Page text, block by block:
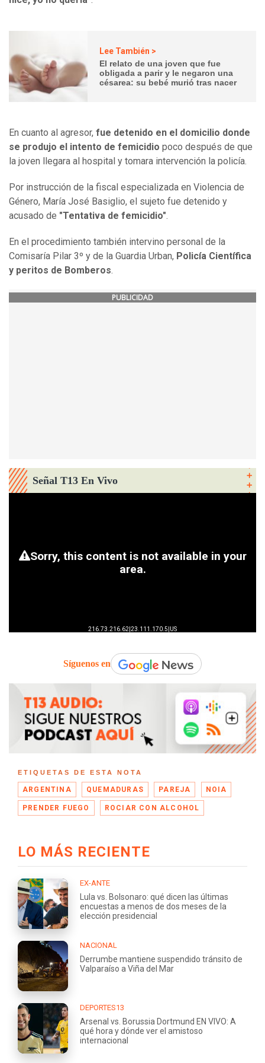
Lee También >
El relato de una joven que fue
obligada a parir y le negaron una
césarea: su bebé murió tras nacer
En cuanto al agresor, fue detenido en el domicilio donde
se produjo el intento de femicidio poco después de que
la joven llegara al hospital y tomara intervención la policía.
Por instrucción de la fiscal especializada en Violencia de
Género, María José Basiglio, el sujeto fue detenido y
acusado de "Tentativa de femicidio".
En el procedimiento también intervino personal de la
Comisaría Pilar 3º y de la Guardia Urban, Policía Científica
y peritos de Bomberos.
PUBLICIDAD
Señal T13 En Vivo
Síguenos en
ETIQUETAS DE ESTA NOTA
ARGENTINA QUEMADURAS PAREJA NOIA
PRENDER FUEGO ROCIAR CON ALCOHOL
LO MÁS RECIENTE
EX-ANTE
Lula vs. Bolsonaro: qué dicen las últimas
encuestas a menos de dos meses de la
elección presidencial
NACIONAL
Derrumbe mantiene suspendido tránsito de
Valparaíso a Viña del Mar
DEPORTES13
Arsenal vs. Borussia Dortmund EN VIVO: A
qué hora y dónde ver el amistoso
internacional